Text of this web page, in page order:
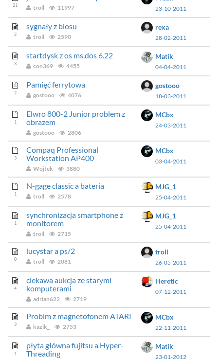
21 troll 11997 23-10-2011
2
sygnały z biosu
troll 2590
rexa
28-02-2011
3
startdysk z os ms.dos 6.22
con369 4455
Matik
04-04-2011
2
Pamięć ferrytowa
gostooo 4076
gostooo
18-03-2011
1
Elwro 800-2 Junior problem z
obrazem
gostooo 2806
MCbx
24-03-2011
3
Compaq Professional
Workstation AP400
Wojtek 3880
MCbx
03-04-2011
1
N-gage classic a bateria
troll 2578
MJG_1
25-04-2011
1
synchronizacja smartphone z
monitorem
troll 2715
MJG_1
25-04-2011
0
lucystar a ps/2
troll 2081
troll
26-05-2011
4
ciekawa aukcja ze starymi
komputerami
adrian622 2719
Heretic
07-12-2011
3
Problm z magnetofonem ATARI
kazik_ 2753
MCbx
22-11-2011
1
płyta główna fujitsu a Hyper-
Threading
Matik
23-01-2012